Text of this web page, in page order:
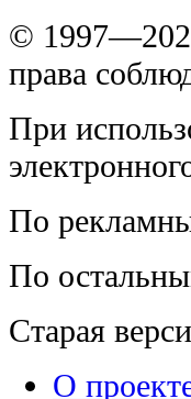
©
права
При
По
По
Старая
О